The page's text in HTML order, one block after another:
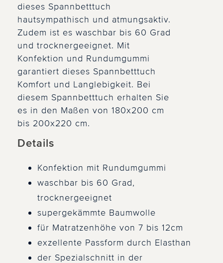
dieses Spannbetttuch
hautsympathisch und atmungsaktiv.
Zudem ist es waschbar bis 60 Grad
und trocknergeeignet. Mit
Konfektion und Rundumgummi
garantiert dieses Spannbetttuch
Komfort und Langlebigkeit. Bei
diesem Spannbetttuch erhalten Sie
es in den Maßen von 180x200 cm
bis 200x220 cm.
Details
Konfektion mit Rundumgummi
waschbar bis 60 Grad,
trocknergeeignet
supergekämmte Baumwolle
für Matratzenhöhe von 7 bis 12cm
exzellente Passform durch Elasthan
der Spezialschnitt in der